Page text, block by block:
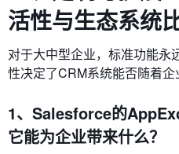
活性与生态系统
对于大中型企业，标准功能永
性决定了CRM系统能否随着企
1、Salesforce的
它能为企业带来什么？